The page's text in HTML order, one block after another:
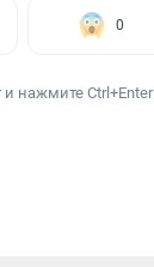
0
нажмите Ctrl+Enter